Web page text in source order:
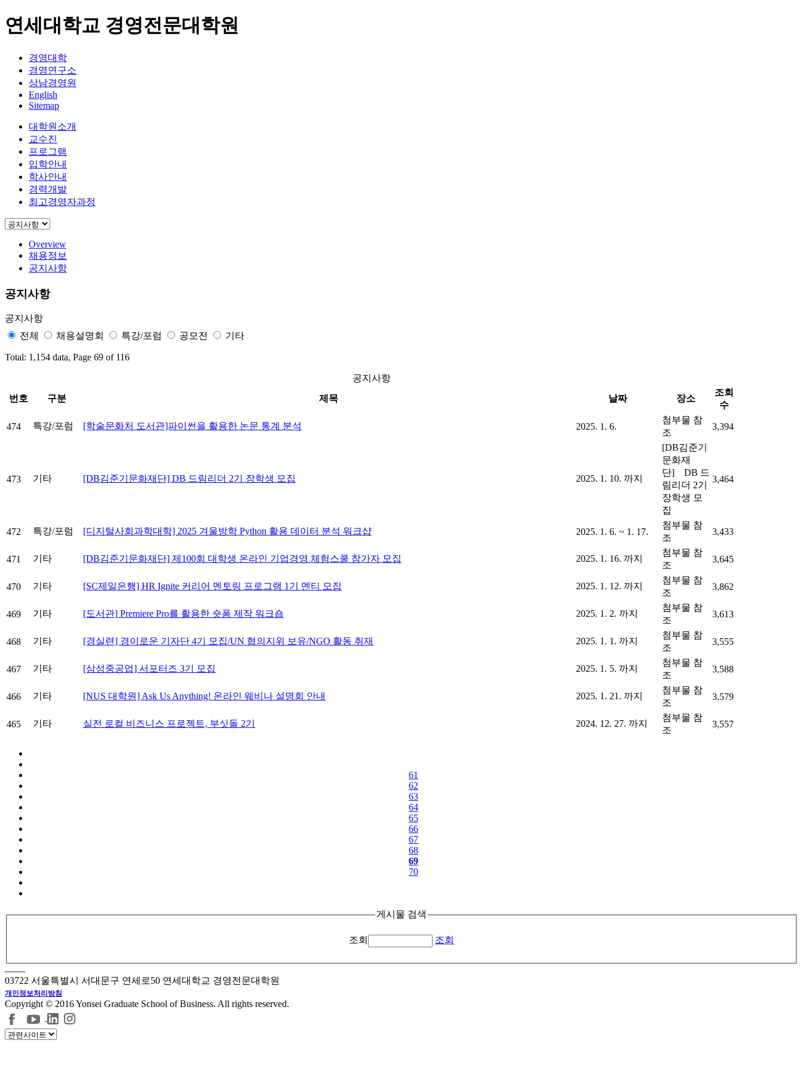
연세대학교 경영전문대학원
경영대학
경영연구소
상남경영원
English
Sitemap
대학원소개
교수진
프로그램
입학안내
학사안내
경력개발
최고경영자과정
Overview
채용정보
공지사항
공지사항
공지사항
전체
채용설명회 특강/포럼 공모전 기타
Total: 1,154 data, Page 69 of 116
공지사항
번호
구분 제목 날짜 장소
조회
수
474 특강/포럼 [학술문화처 도서관]파이썬을 활용한 논문 통계 분석 2025. 1. 6.
첨부물 참
조
3,394
473 기타 [DB김준기문화재단] DB 드림리더 2기 장학생 모집 2025. 1. 10. 까지
[DB김준기
문화재
단] DB 드
림리더 2기
장학생 모
집
3,464
472 특강/포럼 [디지털사회과학대학] 2025 겨울방학 Python 활용 데이터 분석 워크샵 2025. 1. 6. ~ 1. 17.
첨부물 참
조
3,433
471 기타 [DB김준기문화재단] 제100회 대학생 온라인 기업경영 체험스쿨 참가자 모집 2025. 1. 16. 까지
첨부물 참
조
3,645
470 기타 [SC제일은행] HR Ignite 커리어 멘토링 프로그램 1기 멘티 모집 2025. 1. 12. 까지
첨부물 참
조
3,862
469 기타 [도서관] Premiere Pro를 활용한 숏폼 제작 워크숍 2025. 1. 2. 까지
첨부물 참
조
3,613
468 기타 [경실련] 경이로운 기자단 4기 모집/UN 협의지위 보유/NGO 활동 취재 2025. 1. 1. 까지
첨부물 참
조
3,555
467 기타 [삼성중공업] 서포터즈 3기 모집 2025. 1. 5. 까지
첨부물 참
조
3,588
466 기타 [NUS 대학원] Ask Us Anything! 온라인 웨비나 설명회 안내 2025. 1. 21. 까지
첨부물 참
조
3,579
465 기타 실전 로컬 비즈니스 프로젝트, 부싯돌 2기 2024. 12. 27. 까지
첨부물 참
조
3,557
61
62
63
64
65
66
67
68
69
70
게시물 검색
조회 조회
03722 서울특별시 서대문구 연세로50 연세대학교 경영전문대학원
개인정보처리방침
Copyright © 2016 Yonsei Graduate School of Business. All rights reserved.